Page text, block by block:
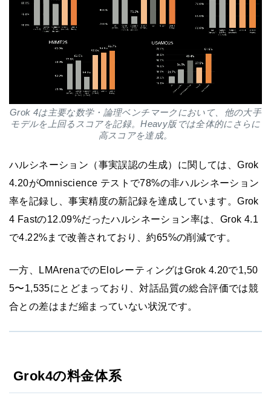
Grok 4は主要な数学・論理ベンチマークにおいて、他の大手
モデルを上回るスコアを記録。Heavy版では全体的にさらに
高スコアを達成。
ハルシネーション（事実誤認の生成）に関しては、Grok
4.20がOmniscience テストで78%の非ハルシネーション
率を記録し、事実精度の新記録を達成しています。Grok
4 Fastの12.09%だったハルシネーション率は、Grok 4.1
で4.22%まで改善されており、約65%の削減です。
一方、LMArenaでのEloレーティングはGrok 4.20で1,50
5〜1,535にとどまっており、対話品質の総合評価では競
合との差はまだ縮まっていない状況です。
Grok4の料金体系